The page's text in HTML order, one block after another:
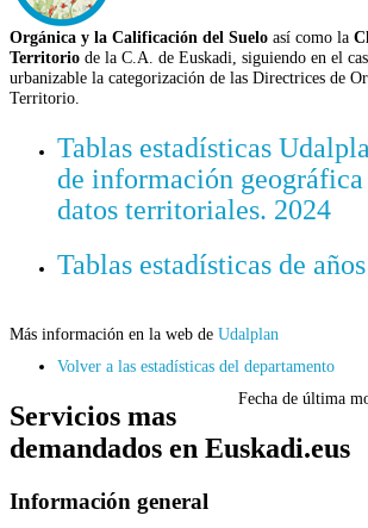
Orgánica y la Calificación del Suelo así como la
Territorio de la C.A. de Euskadi, siguiendo en el
urbanizable la categorización de las Directrices de
Territorio.
Tablas estadísticas
de información geográfica
datos territoriales. 2024
Tablas estadísticas de
Más información en la web de Udalplan
Volver a las estadísticas del departamento
Fecha de última
Servicios mas
demandados en Euskadi.eus
Información general